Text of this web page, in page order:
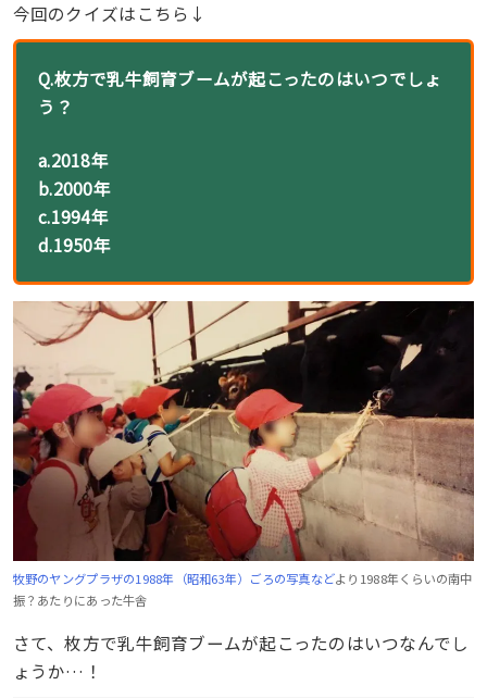
今回のクイズはこちら↓
Q.枚方で乳牛飼育ブームが起こったのはいつでしょ
う？
a.2018年
b.2000年
c.1994年
d.1950年
牧野のヤングプラザの1988年（昭和63年）ごろの写真などより1988年くらいの南中
振？あたりにあった牛舎
さて、枚方で乳牛飼育ブームが起こったのはいつなんでし
ょうか…！